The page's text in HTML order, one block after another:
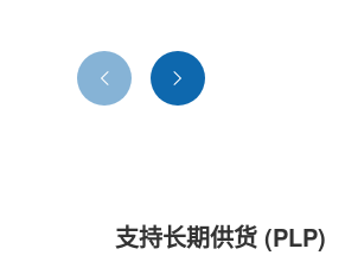
支持长期供货 (PLP)